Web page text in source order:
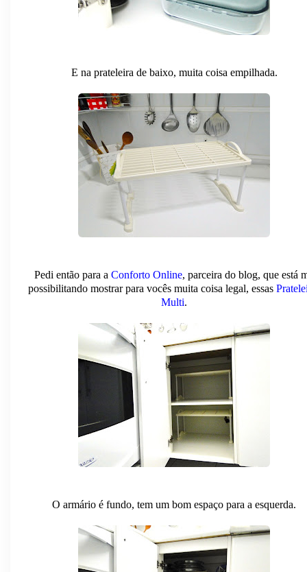
E na prateleira de baixo, muita coisa empilhada.
Pedi então para a Conforto Online, parceira do blog, que está
possibilitando mostrar para vocês muita coisa legal, essas
Multi.
O armário é fundo, tem um bom espaço para a esquerda.